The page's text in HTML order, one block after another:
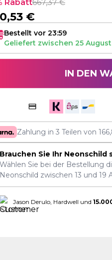
Rabatt667,37€
€
Bestellt vor 23:59
Geliefert zwischen 25 August
IN DEN
Zahlung in 3 Teilen von
Sie Ihr Neonschild
Wählen Sie bei der Bestellung
Neonschild zwischen 13 und 19
Jason Derulo, Hardwell und